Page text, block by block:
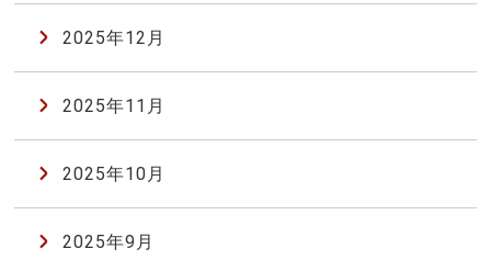
2025年12月
2025年11月
2025年10月
2025年9月